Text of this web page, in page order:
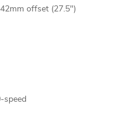
offset (27.5")
speed